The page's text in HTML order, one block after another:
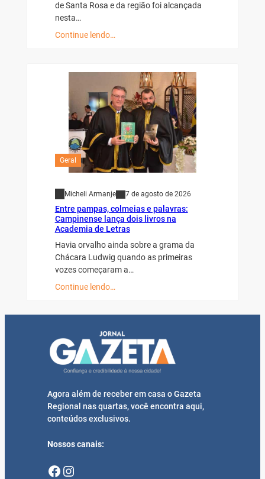
de Santa Rosa e da região foi alcançada
nesta…
Continue lendo…
Geral
Micheli Armanje 7 de agosto de 2026
Entre pampas, colmeias e palavras:
Campinense lança dois livros na
Academia de Letras
Havia orvalho ainda sobre a grama da
Chácara Ludwig quando as primeiras
vozes começaram a…
Continue lendo…
Agora além de receber em casa o Gazeta
Regional nas quartas, você encontra aqui,
conteúdos exclusivos.
Nossos canais:
Facebook Instagram